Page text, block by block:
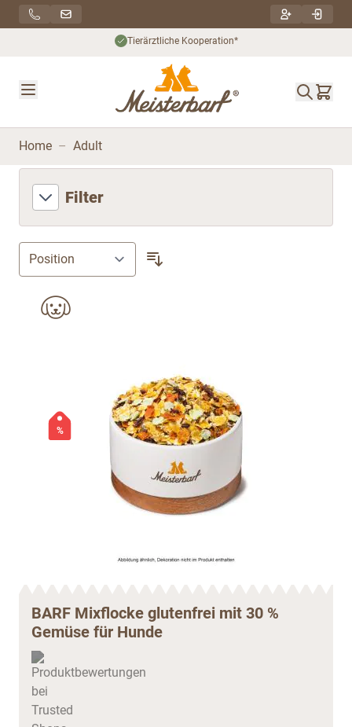
Direkt zum Inhalt
Tierärztliche Kooperation*
Home – Adult
Filter
%
BARF Mixflocke glutenfrei mit 30 %
Gemüse für Hunde